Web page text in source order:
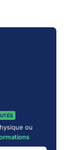
ou